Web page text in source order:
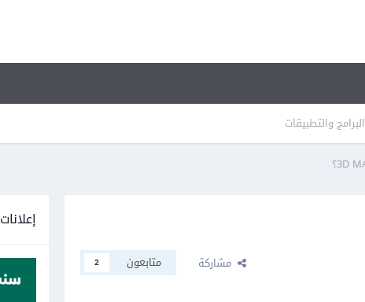
البرامج والتطبيقات
مشاركة متابعون 2
إعلانات